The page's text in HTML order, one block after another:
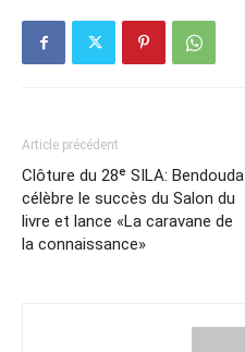
Article précédent
Clôture du 28ᵉ SILA: Bendouda
célèbre le succès du Salon du
livre et lance «La caravane de
la connaissance»